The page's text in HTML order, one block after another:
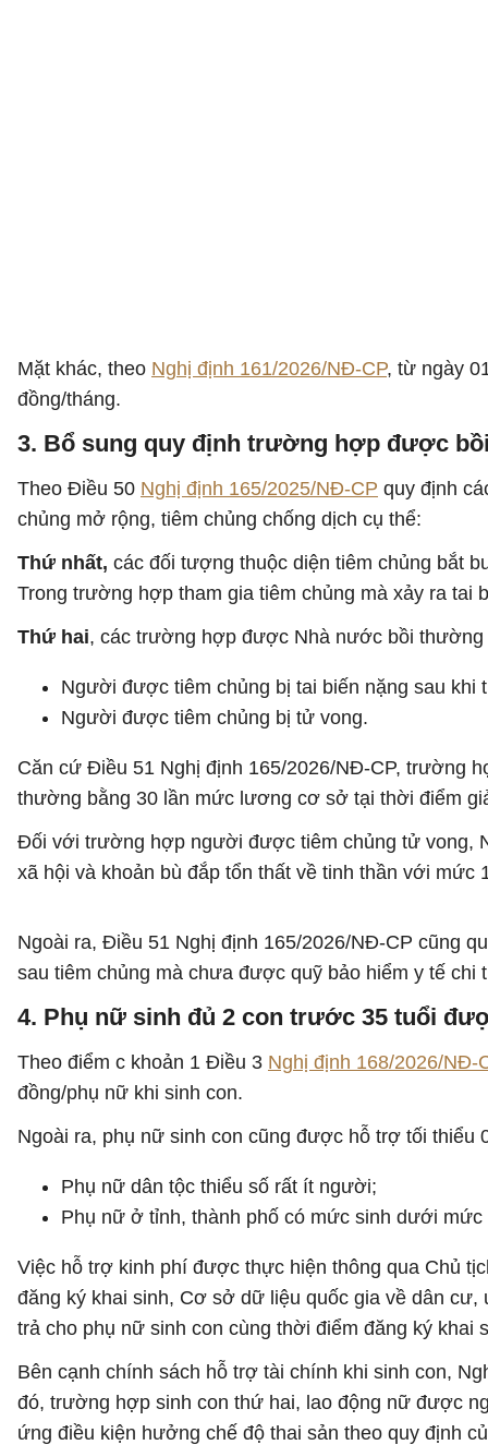
Mặt khác, theo Nghị định 161/2026/NĐ-CP, từ ngày
đồng/tháng.
3. Bổ sung quy định trường hợp được
Theo Điều 50 Nghị định 165/2025/NĐ-CP quy định
chủng mở rộng, tiêm chủng chống dịch cụ thể:
Thứ nhất, các đối tượng thuộc diện tiêm chủng bắt
Trong trường hợp tham gia tiêm chủng mà xảy ra
Thứ hai, các trường hợp được Nhà nước bồi
Người được tiêm chủng bị tai biến nặng sau khi
Người được tiêm chủng bị tử vong.
Căn cứ Điều 51 Nghị định 165/2026/NĐ-CP, trường
thường bằng 30 lần mức lương cơ sở tại thời điểm
Đối với trường hợp người được tiêm chủng tử vong,
xã hội và khoản bù đắp tổn thất về tinh thần với mức
Ngoài ra, Điều 51 Nghị định 165/2026/NĐ-CP cũng
sau tiêm chủng mà chưa được quỹ bảo hiểm y tế chi
4. Phụ nữ sinh đủ 2 con trước 35 tuổi
Theo điểm c khoản 1 Điều 3 Nghị định 168/2026/NĐ-
đồng/phụ nữ khi sinh con.
Ngoài ra, phụ nữ sinh con cũng được hỗ trợ tối thiểu
Phụ nữ dân tộc thiểu số rất ít người;
Phụ nữ ở tỉnh, thành phố có mức sinh dưới
Việc hỗ trợ kinh phí được thực hiện thông qua Chủ
đăng ký khai sinh, Cơ sở dữ liệu quốc gia về dân
trả cho phụ nữ sinh con cùng thời điểm đăng ký
Bên cạnh chính sách hỗ trợ tài chính khi sinh con,
đó, trường hợp sinh con thứ hai, lao động nữ được
ứng điều kiện hưởng chế độ thai sản theo quy định